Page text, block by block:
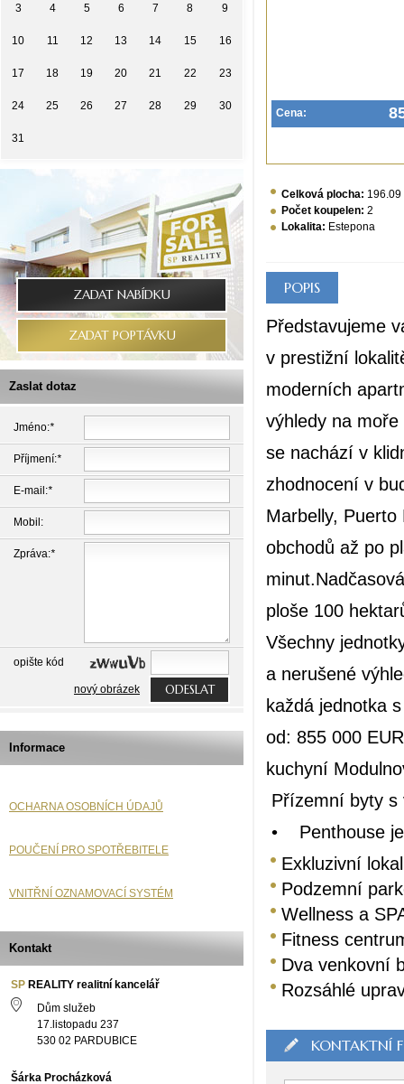
3 4 5 6 7 8 9
10 11 12 13 14 15 16
17 18 19 20 21 22 23
24 25 26 27 28 29 30
31
ZADAT NABÍDKU
ZADAT POPTÁVKU
Zaslat dotaz
Jméno:*
Příjmení:*
E-mail:*
Mobil:
Zpráva:*
opište kód
nový obrázek ODESLAT
Informace
OCHARNA OSOBNÍCH ÚDAJŮ
POUČENÍ PRO SPOTŘEBITELE
VNITŘNÍ OZNAMOVACÍ SYSTÉM
Kontakt
SP REALITY realitní kancelář
Dům služeb
17.listopadu 237
530 02 PARDUBICE
Šárka Procházková
Cena:
Celková plocha: 196.09
Počet koupelen: 2
Lokalita: Estepona
POPIS
Představujeme
v prestižní
moderních
výhledy na
se nachází v
zhodnocení v
Marbelly,
obchodů až po
ploše 100
Všechny
a nerušené
každá
od: 855 000
kuchyní
Přízemní byty
• Penthouse
Exkluzivní
Podzemní
Wellness a
Fitness
Dva venkovní
Rozsáhlé
KONTAKTNÍ